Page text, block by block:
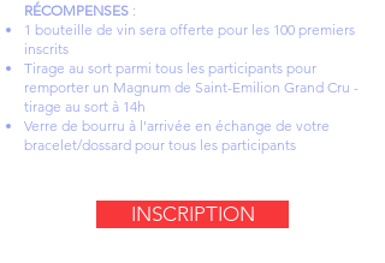
RÉCOMPENSES : ​​
1 bouteille de vin sera offerte pour les 100 premiers
inscrits
Tirage au sort parmi tous les participants pour
remporter un Magnum de Saint-Emilion Grand Cru -
tirage au sort à 14h
Verre de bourru à l'arrivée en échange de votre
bracelet/dossard pour tous les participants
INSCRIPTION